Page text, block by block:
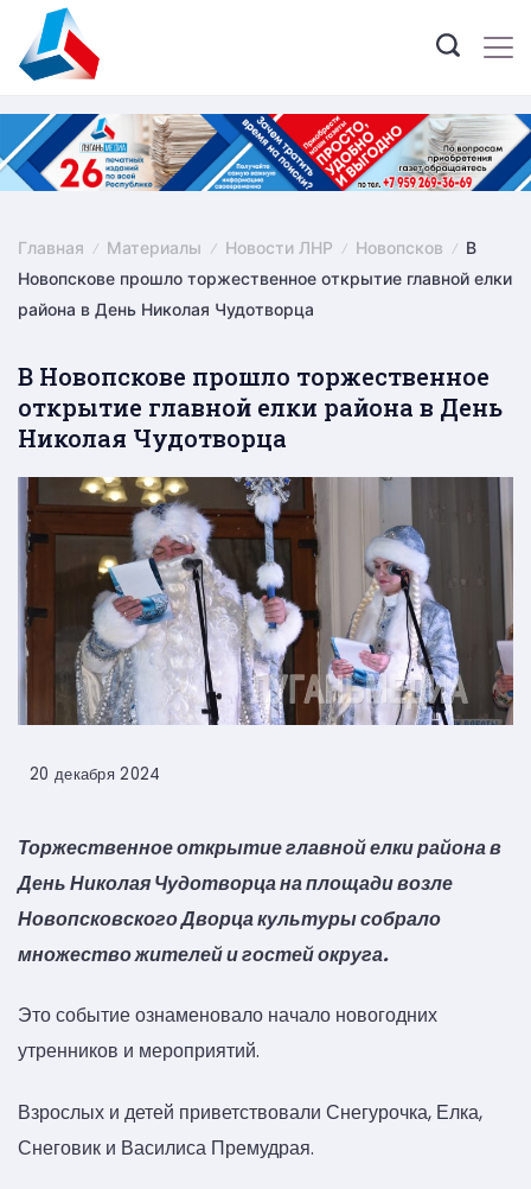
content
Главная Материалы Новости ЛНР Новопсков
В
Новопскове прошло торжественное открытие главной елки
района в День Николая Чудотворца
В Новопскове прошло торжественное
открытие главной елки района в День
Николая Чудотворца
20 декабря 2024
Торжественное открытие главной елки района в
День Николая Чудотворца на площади возле
Новопсковского Дворца культуры собрало
множество жителей и гостей округа.
Это событие ознаменовало начало новогодних
утренников и мероприятий.
Взрослых и детей приветствовали Снегурочка, Елка,
Снеговик и Василиса Премудрая.